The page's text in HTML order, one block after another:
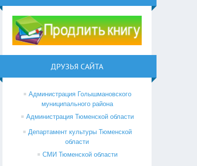
ДРУЗЬЯ САЙТА
Администрация Голышмановского
муниципального района
Администрация Тюменской области
Департамент культуры Тюменской
области
СМИ Тюменской области